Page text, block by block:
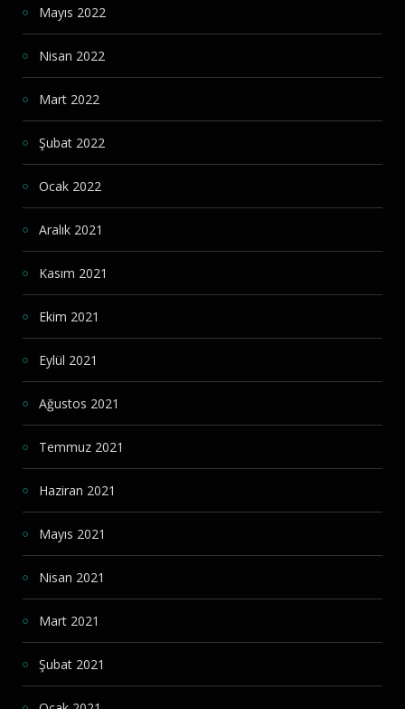
Mayıs 2022
Nisan 2022
Mart 2022
Şubat 2022
Ocak 2022
Aralık 2021
Kasım 2021
Ekim 2021
Eylül 2021
Ağustos 2021
Temmuz 2021
Haziran 2021
Mayıs 2021
Nisan 2021
Mart 2021
Şubat 2021